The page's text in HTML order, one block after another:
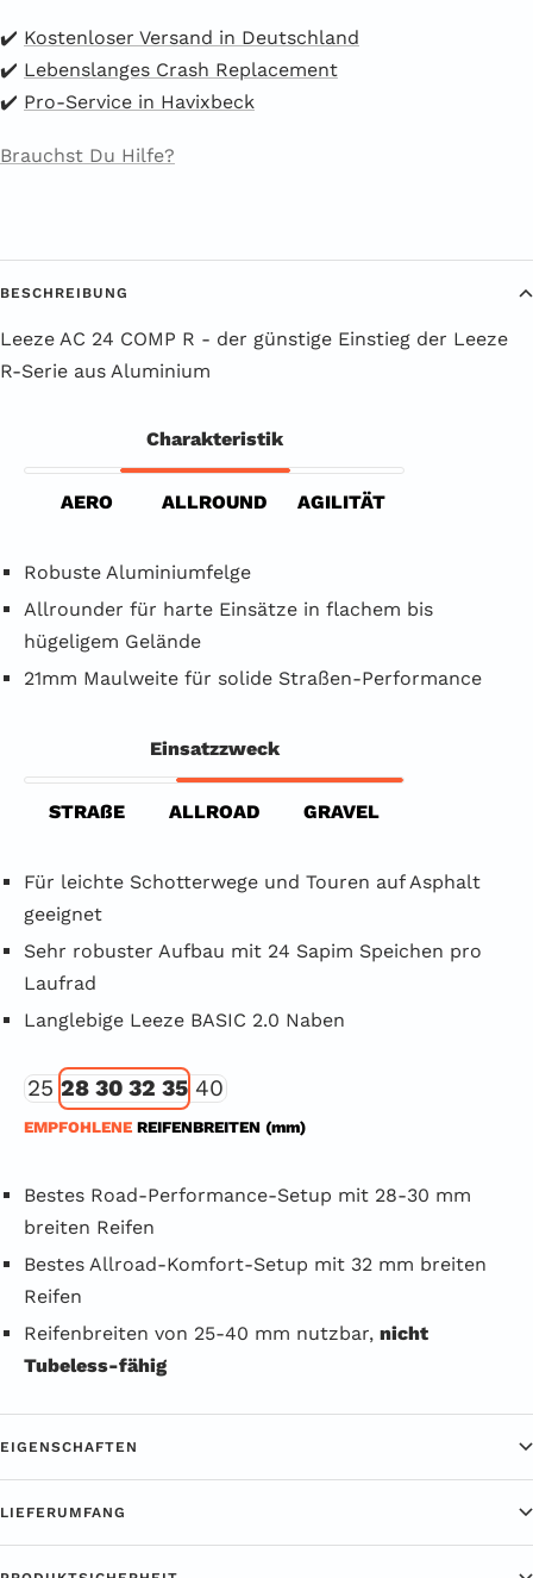
✔️ Kostenloser Versand in Deutschland
✔️ Lebenslanges Crash Replacement
✔️ Pro-Service in Havixbeck
Brauchst Du Hilfe?
BESCHREIBUNG
Leeze AC 24 COMP R - der günstige Einstieg der Leeze
R-Serie aus Aluminium
Charakteristik
AERO ALLROUND AGILITÄT
Robuste Aluminiumfelge
Allrounder für harte Einsätze in flachem bis
hügeligem Gelände
21mm Maulweite für solide Straßen-Performance
Einsatzzweck
STRAßE ALLROAD GRAVEL
Für leichte Schotterwege und Touren auf Asphalt
geeignet
Sehr robuster Aufbau mit 24 Sapim Speichen pro
Laufrad
Langlebige Leeze BASIC 2.0 Naben
25 28 30 32 35 40
EMPFOHLENE REIFENBREITEN (mm)
Bestes Road-Performance-Setup mit 28-30 mm
breiten Reifen
Bestes Allroad-Komfort-Setup mit 32 mm breiten
Reifen
Reifenbreiten von 25-40 mm nutzbar, nicht
Tubeless-fähig
EIGENSCHAFTEN
LIEFERUMFANG